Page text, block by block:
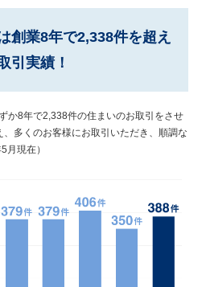
創業8年で2,338件を超え
引実績！
か8年で2,338件の住まいのお取引をさせ
多くのお客様にお取引いただき、順調な
月現在）